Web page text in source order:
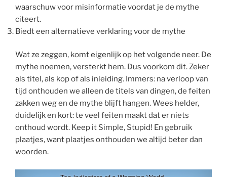
waarschuw voor misinformatie voordat je de mythe
citeert.
Biedt een alternatieve verklaring voor de mythe
Wat ze zeggen, komt eigenlijk op het volgende neer. De
mythe noemen, versterkt hem. Dus voorkom dit. Zeker
als titel, als kop of als inleiding. Immers: na verloop van
tijd onthouden we alleen de titels van dingen, de feiten
zakken weg en de mythe blijft hangen. Wees helder,
duidelijk en kort: te veel feiten maakt dat er niets
onthoud wordt. Keep it Simple, Stupid! En gebruik
plaatjes, want plaatjes onthouden we altijd beter dan
woorden.